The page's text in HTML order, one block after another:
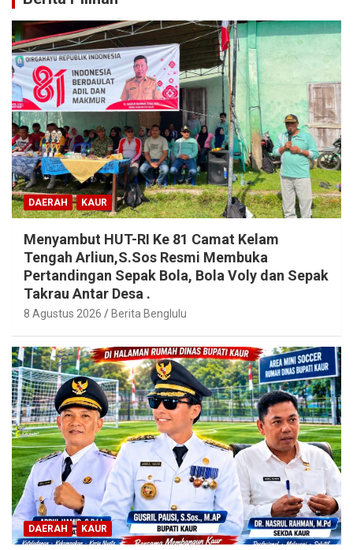
DAERAH KAUR
Menyambut HUT-RI Ke 81 Camat Kelam
Tengah Arliun,S.Sos Resmi Membuka
Pertandingan Sepak Bola, Bola Voly dan Sepak
Takrau Antar Desa .
8 Agustus 2026 Berita Benglulu
DAERAH KAUR